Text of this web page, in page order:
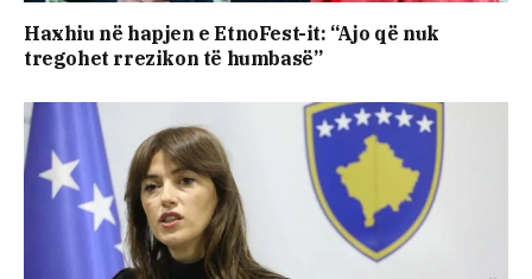
Haxhiu në hapjen e EtnoFest-it: “Ajo që nuk
tregohet rrezikon të humbasë”